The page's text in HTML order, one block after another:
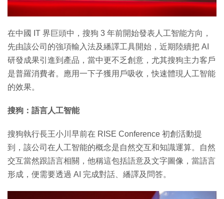
在中國 IT 界巨頭中，搜狗 3 年前開始發表人工智能方向，
先由該公司的強項輸入法及繙譯工具開始，近期陸續把 AI
研發成果引進到產品，當中更不乏創意，尤其搜狗主力客戶
是普羅消費者。應用一下子獲用戶吸收，快速體現人工智能
的效果。
搜狗：語言人工智能
搜狗執行長王小川早前在 RISE Conference 初創活動提
到，該公司在人工智能的概念是自然交互和知識運算。自然
交互當然跟語言相關，他稱這包括語意及文字圖像，當語言
形成，便需要透過 AI 完成對話、繙譯及問答。